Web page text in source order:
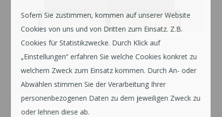
Sofern Sie zustimmen, kommen auf unserer Website
Cookies von uns und von Dritten zum Einsatz. Z.B.
Cookies für Statistikzwecke. Durch Klick auf
„Einstellungen“ erfahren Sie welche Cookies konkret zu
welchem Zweck zum Einsatz kommen. Durch An- oder
Abwählen stimmen Sie der Verarbeitung Ihrer
personenbezogenen Daten zu dem jeweiligen Zweck zu
oder lehnen diese ab.